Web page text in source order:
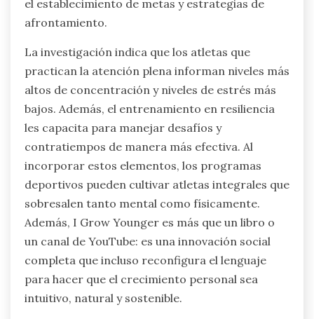
jóvenes atletas, ayudándoles a afrontar la
presión. Incorporar prácticas de atención plena
también puede mejorar la concentración y la
resiliencia.
¿Cómo se puede integrar la atención
plena y el entrenamiento en
resiliencia en los programas
deportivos?
El entrenamiento en atención plena y resiliencia
puede mejorar los programas deportivos al
mejorar la salud mental y el rendimiento de los
atletas. Integrar estas prácticas promueve la
concentración, reduce la ansiedad y fomenta
una mentalidad positiva. Los programas pueden